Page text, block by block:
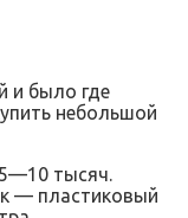
и было где
небольшой
тысяч.
— пластиковый